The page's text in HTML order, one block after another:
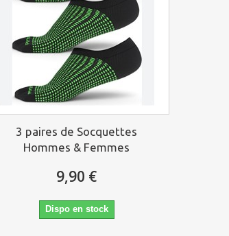
3 paires de Socquettes
Hommes & Femmes
9,90 €
Dispo en stock